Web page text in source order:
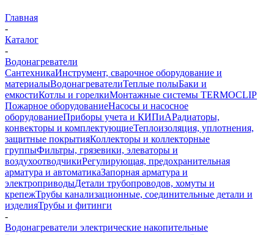
Главная
-
Каталог
-
Водонагреватели
СантехникаИнструмент, сварочное оборудование и
материалыВодонагревателиТеплые полыБаки и
емкостиКотлы и горелкиМонтажные системы TERMOCLIP
Пожарное оборудованиеНасосы и насосное
оборудованиеПриборы учета и КИПиАРадиаторы,
конвекторы и комплектующиеТеплоизоляция, уплотнения,
защитные покрытияКоллекторы и коллекторные
группыФильтры, грязевики, элеваторы и
воздухоотводчикиРегулирующая, предохранительная
арматура и автоматикаЗапорная арматура и
электроприводыДетали трубопроводов, хомуты и
крепежТрубы канализационные, соединительные детали и
изделияТрубы и фитинги
-
Водонагреватели электрические накопительные